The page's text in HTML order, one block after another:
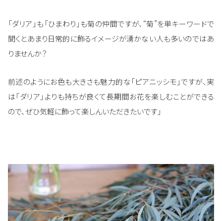
「ダリア」も「ひまわり」も菊の仲間ですが、“菊”を単キーワードで
聞くとあまり日常的に飾るイメージが湧かない人も多いのではあ
りませんか？
前述のようにお色も大きさも魅力的な「ピアニッシモ」ですが、実
は「ダリア」よりも持ちが良くて長期間お花を楽しむことができる
ので、ぜひ気軽に飾って楽しんいただきたいです」